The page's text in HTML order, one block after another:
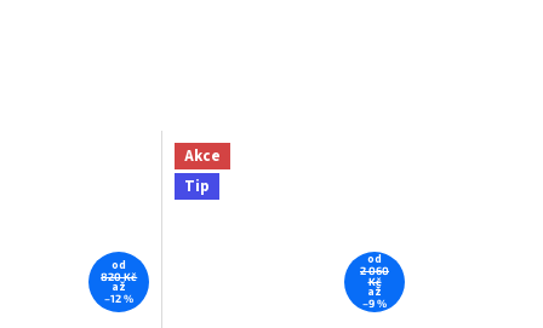
od
820 Kč
až
–12 %
Akce
Tip
od
2 060
Kč
až
–9 %